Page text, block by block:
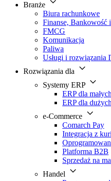
Branże
Biura rachunkowe
Finanse, Bankowość
FMCG
Komunikacja
Paliwa
Usługi i rozwiązania
Rozwiązania dla
Systemy ERP
ERP dla
ERP dla
e-Commerce
Comarch Pay
Integracja z
Platforma B2B
Sprzedaż na
Handel